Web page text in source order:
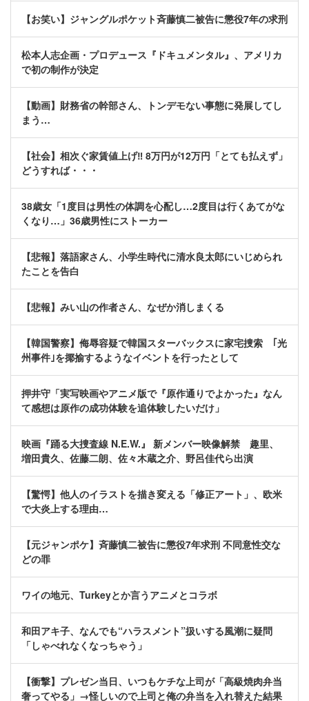
【お笑い】ジャングルポケット斉藤慎二被告に懲役7年の求刑
松本人志企画・プロデュース『ドキュメンタル』、アメリカ
で初の制作が決定
【動画】財務省の幹部さん、トンデモない事態に発展してし
まう…
【社会】相次ぐ家賃値上げ‼ 8万円が12万円「とても払えず」
どうすれば・・・
38歳女「1度目は男性の体調を心配し…2度目は行くあてがな
くなり…」36歳男性にストーカー
【悲報】落語家さん、小学生時代に清水良太郎にいじめられ
たことを告白
【悲報】みい山の作者さん、なぜか消しまくる
【韓国警察】侮辱容疑で韓国スターバックスに家宅捜索 ｢光
州事件｣を揶揄するようなイベントを行ったとして
押井守「実写映画やアニメ版で『原作通りでよかった』なん
て感想は原作の成功体験を追体験したいだけ」
映画『踊る大捜査線 N.E.W.』 新メンバー映像解禁 趣里、
増田貴久、佐藤二朗、佐々木蔵之介、野呂佳代ら出演
【驚愕】他人のイラストを描き変える「修正アート」、欧米
で大炎上する理由…
【元ジャンポケ】斉藤慎二被告に懲役7年求刑 不同意性交な
どの罪
ワイの地元、Turkeyとか言うアニメとコラボ
和田アキ子、なんでも“ハラスメント”扱いする風潮に疑問
「しゃべれなくなっちゃう」
【衝撃】プレゼン当日、いつもケチな上司が「高級焼肉弁当
奢ってやる」→怪しいので上司と俺の弁当を入れ替えた結果